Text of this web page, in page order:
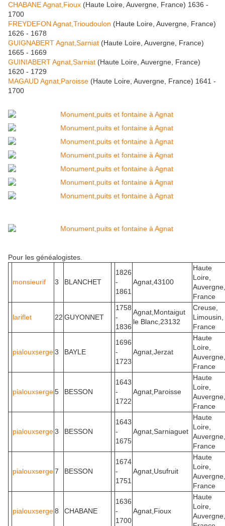
CHABANE Agnat,Fioux (Haute Loire, Auvergne, France) 1636 -
1700
FREYDEFON Agnat,Trioudoulon (Haute Loire, Auvergne, France)
1626 - 1678
GUIGNABERT Agnat,Sarniat (Haute Loire, Auvergne, France)
1665 - 1669
GUINIABERT Agnat,Sarniat (Haute Loire, Auvergne, France)
1620 - 1729
MAGAUD Agnat,Paroisse (Haute Loire, Auvergne, France) 1641 -
1700
Pour les généalogistes.
monsieurif 3 BLANCHET
1826
-
1861
Agnat,43100
Haute
Loire,
Auvergne,
France
lariflet 22 GUYONNET
1758
-
1836
Agnat,Montaigut
le Blanc,23132
Creuse,
Limousin,
France
pialouxserge3 BAYLE
1696
-
1723
Agnat,Jerzat
Haute
Loire,
Auvergne,
France
pialouxserge5 BESSON
1643
-
1722
Agnat,Paroisse
Haute
Loire,
Auvergne,
France
pialouxserge3 BESSON
1643
-
1675
Agnat,Sarniaguet
Haute
Loire,
Auvergne,
France
pialouxserge7 BESSON
1674
-
1751
Agnat,Usufruit
Haute
Loire,
Auvergne,
France
pialouxserge8 CHABANE
1636
-
1700
Agnat,Fioux
Haute
Loire,
Auvergne,